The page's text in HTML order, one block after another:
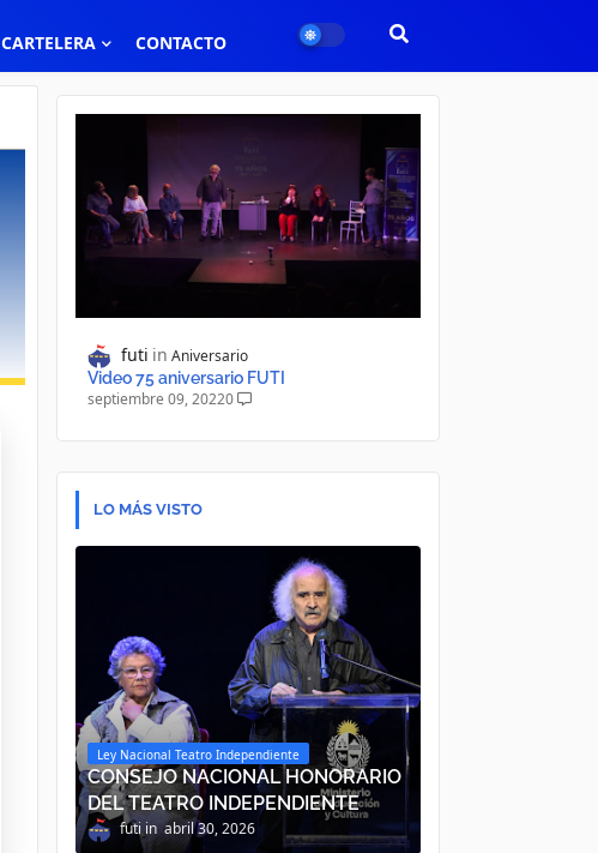
CARTELERA CONTACTO
futi Aniversario
Video 75 aniversario FUTI
septiembre 09, 20220
LO MÁS VISTO
Ley Nacional Teatro Independiente
CONSEJO NACIONAL HONORARIO
DEL TEATRO INDEPENDIENTE
futi abril 30, 2026